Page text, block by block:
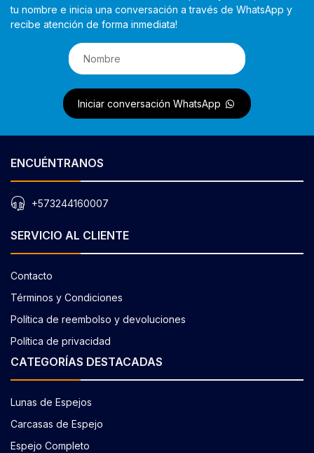
tu nombre e inicia una conversación a través de WhatsApp y
recibe atención de forma inmediata!
Iniciar conversación WhatsApp
ENCUÉNTRANOS
+573244160007
SERVICIO AL CLIENTE
Contacto
Términos y Condiciones
Política de reembolso y devoluciones
Política de privacidad
CATEGORÍAS DESTACADAS
Lunas de Espejos
Carcasas de Espejo
Espejo Completo